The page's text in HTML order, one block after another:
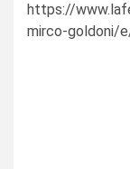
https://
mirco-goldoni/